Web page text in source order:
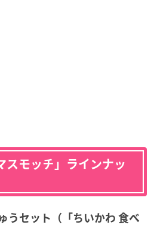
スモッチ」ラインナッ
うセット（「ちいかわ 食べ